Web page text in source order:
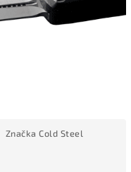
Značka Cold Steel